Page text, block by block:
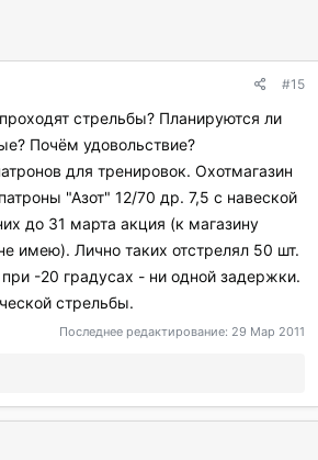
#15
стрельбы? Планируются ли
Почём удовольствие?
для тренировок. Охотмагазин
"Азот" 12/70 др. 7,5 с навеской
до 31 марта акция (к магазину
имею). Лично таких отстрелял 50 шт.
-20 градусах - ни одной задержки.
стрельбы.
Последнее редактирование: 29 Мар 2011